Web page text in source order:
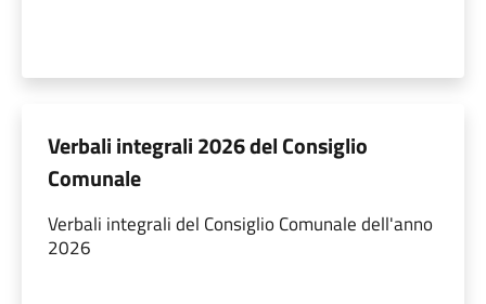
Verbali integrali 2026 del Consiglio
Comunale
Verbali integrali del Consiglio Comunale dell'anno
2026